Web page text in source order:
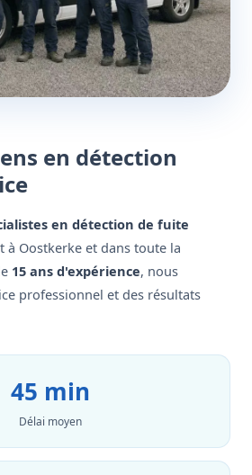
en détection
en détection de fuite
Oostkerke et dans toute la
15 ans d'expérience, nous
professionnel et des résultats
45 min
Délai moyen